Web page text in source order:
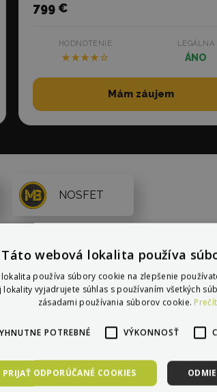
799 €
HODNOTENIE
★★★★☆
LEGÁLNA
ÁNO
Mám záujem
NOSFET
Výkon
Rozsah: 450 W - 6000 W
Táto webová lokalita používa
používa súbory cookie na zlepšenie
lokality vyjadrujete súhlas s používaním všetkých
zásadami používania súborov cookie.
POTREBNÉ VÝKONNOSŤ
PRIJAŤ ODPORÚČANÉ COOKIES